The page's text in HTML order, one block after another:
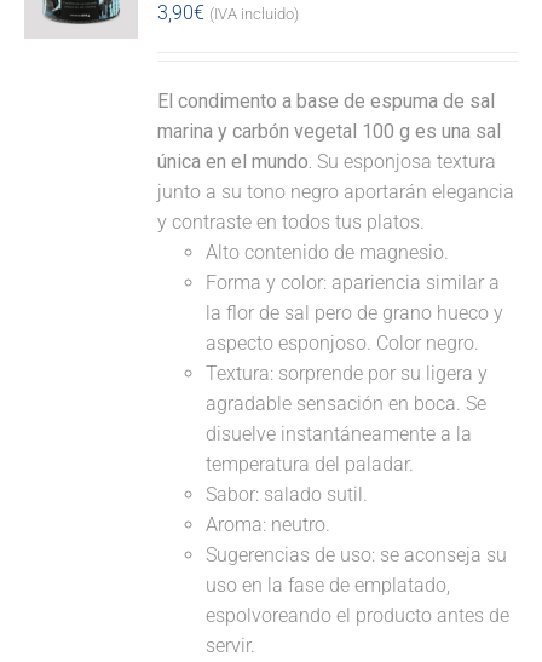
3,90€ (IVA incluido)
El condimento a base de espuma de sal
marina y carbón vegetal 100 g es una sal
única en el mundo. Su esponjosa textura
junto a su tono negro aportarán elegancia
y contraste en todos tus platos.
Alto contenido de magnesio.
Forma y color: apariencia similar a
la flor de sal pero de grano hueco y
aspecto esponjoso. Color negro.
Textura: sorprende por su ligera y
agradable sensación en boca. Se
disuelve instantáneamente a la
temperatura del paladar.
Sabor: salado sutil.
Aroma: neutro.
Sugerencias de uso: se aconseja su
uso en la fase de emplatado,
espolvoreando el producto antes de
servir.